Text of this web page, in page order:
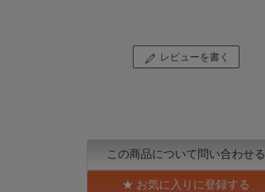
レビューを書く
この商品について問い合わせる
お気に入りに登録する